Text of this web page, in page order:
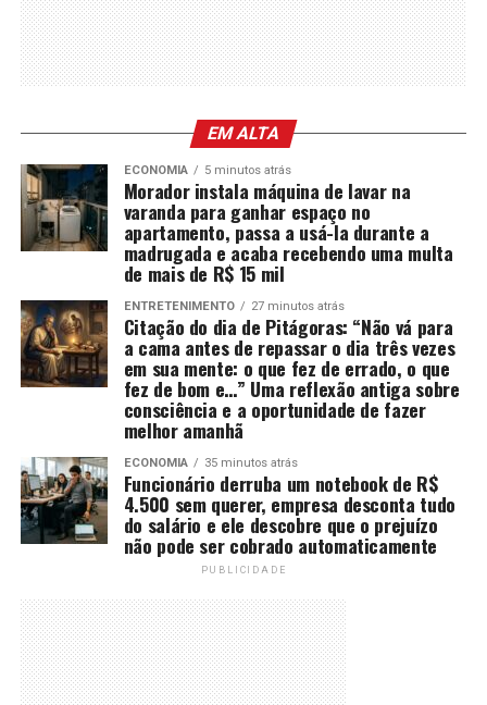
EM ALTA
ECONOMIA 5 minutos atrás
Morador instala máquina de lavar na
varanda para ganhar espaço no
apartamento, passa a usá-la durante a
madrugada e acaba recebendo uma multa
de mais de R$ 15 mil
ENTRETENIMENTO 27 minutos atrás
Citação do dia de Pitágoras: “Não vá para
a cama antes de repassar o dia três vezes
em sua mente: o que fez de errado, o que
fez de bom e…” Uma reflexão antiga sobre
consciência e a oportunidade de fazer
melhor amanhã
ECONOMIA 35 minutos atrás
Funcionário derruba um notebook de R$
4.500 sem querer, empresa desconta tudo
do salário e ele descobre que o prejuízo
não pode ser cobrado automaticamente
PUBLICIDADE